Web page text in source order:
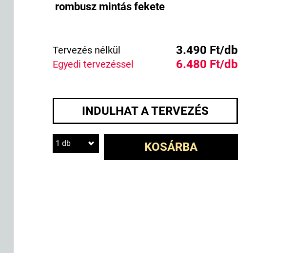
rombusz mintás fekete
Tervezés nélkül 3.490 Ft/db
Egyedi tervezéssel 6.480 Ft/db
INDULHAT A TERVEZÉS
1 db KOSÁRBA